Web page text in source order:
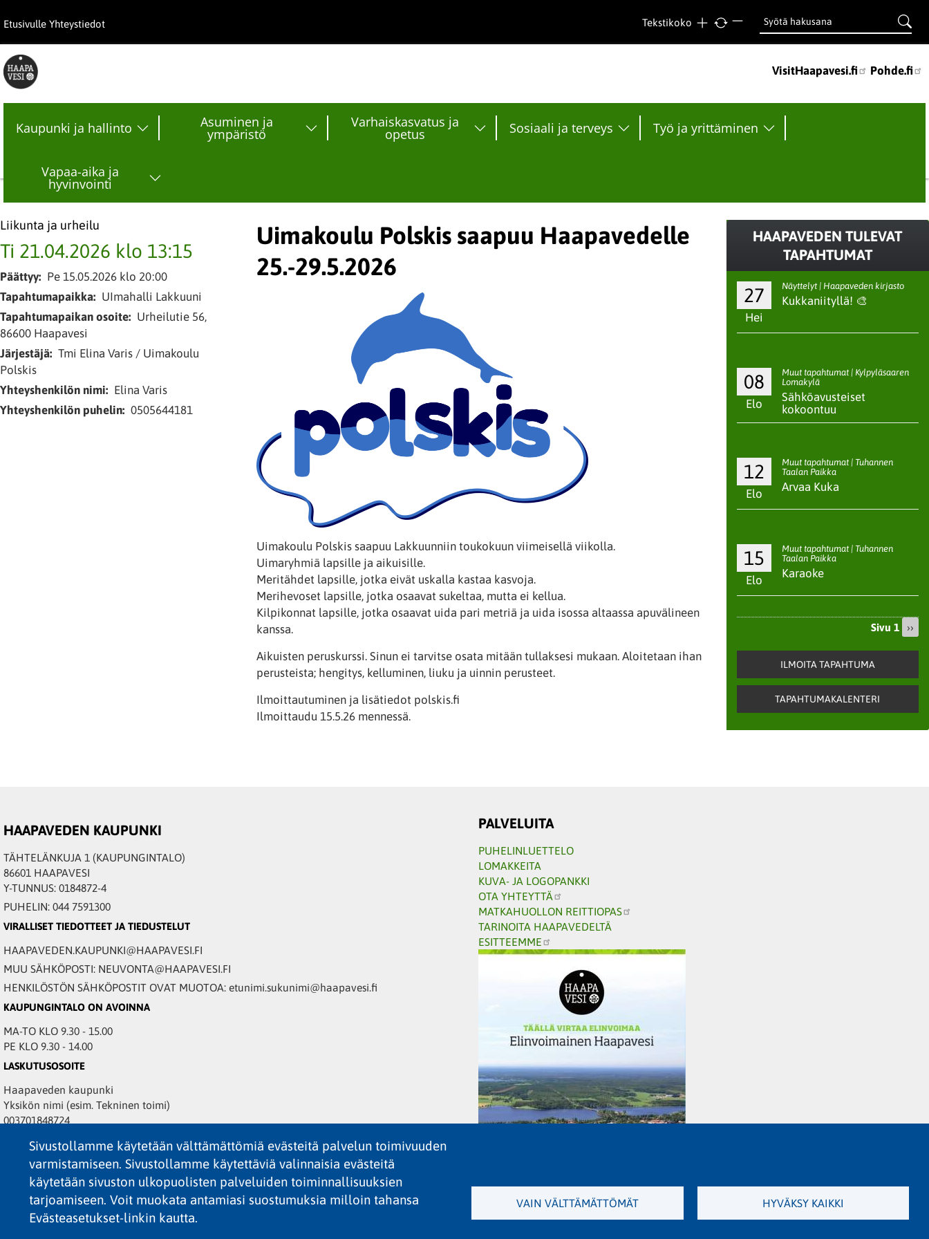
pääsisältöön
Etusivulle Yhteystiedot Tekstikoko
VisitHaapavesi.fi Pohde.fi
Kaupunki ja hallinto Asuminen ja
ympäristö
Varhaiskasvatus ja
opetus Sosiaali ja terveys Työ ja yrittäminen
Vapaa-aika ja
hyvinvointi
Liikunta ja urheilu
Ti 21.04.2026 klo 13:15
Päättyy
Pe 15.05.2026 klo 20:00
Tapahtumapaikka
UImahalli Lakkuuni
Tapahtumapaikan osoite
Urheilutie 56,
86600 Haapavesi
Järjestäjä Tmi Elina Varis / Uimakoulu
Polskis
Yhteyshenkilön nimi
Elina Varis
Yhteyshenkilön puhelin 0505644181
Uimakoulu Polskis saapuu Haapavedelle
25.-29.5.2026
Uimakoulu Polskis saapuu Lakkuunniin toukokuun viimeisellä viikolla.
Uimaryhmiä lapsille ja aikuisille.
Meritähdet lapsille, jotka eivät uskalla kastaa kasvoja.
Merihevoset lapsille, jotka osaavat sukeltaa, mutta ei kellua.
Kilpikonnat lapsille, jotka osaavat uida pari metriä ja uida isossa altaassa apuvälineen
kanssa.
Aikuisten peruskurssi. Sinun ei tarvitse osata mitään tullaksesi mukaan. Aloitetaan ihan
perusteista; hengitys, kelluminen, liuku ja uinnin perusteet.
Ilmoittautuminen ja lisätiedot polskis.fi
Ilmoittaudu 15.5.26 mennessä.
HAAPAVEDEN TULEVAT
TAPAHTUMAT
27
Hei
Näyttelyt | Haapaveden kirjasto
Kukkaniityllä! 🎨
08
Elo
Muut tapahtumat | Kylpyläsaaren
Lomakylä
Sähköavusteiset
kokoontuu
12
Elo
Muut tapahtumat | Tuhannen
Taalan Paikka
Arvaa Kuka
15
Elo
Muut tapahtumat | Tuhannen
Taalan Paikka
Karaoke
Sivu 1 ››
ILMOITA TAPAHTUMA
TAPAHTUMAKALENTERI
Sivustollamme käytetään välttämättömiä evästeitä palvelun toimivuuden
varmistamiseen. Sivustollamme käytettäviä valinnaisia evästeitä
käytetään sivuston ulkopuolisten palveluiden toiminnallisuuksien
tarjoamiseen. Voit muokata antamiasi suostumuksia milloin tahansa
Evästeasetukset-linkin kautta.
VAIN VÄLTTÄMÄTTÖMÄT HYVÄKSY KAIKKI
HAAPAVEDEN KAUPUNKI
TÄHTELÄNKUJA 1 (KAUPUNGINTALO)
86601 HAAPAVESI
Y-TUNNUS: 0184872-4
PUHELIN: 044 7591300
VIRALLISET TIEDOTTEET JA TIEDUSTELUT
HAAPAVEDEN.KAUPUNKI@HAAPAVESI.FI
MUU SÄHKÖPOSTI: NEUVONTA@HAAPAVESI.FI
HENKILÖSTÖN SÄHKÖPOSTIT OVAT MUOTOA: etunimi.sukunimi@haapavesi.fi
KAUPUNGINTALO ON AVOINNA
MA-TO KLO 9.30 - 15.00
PE KLO 9.30 - 14.00
LASKUTUSOSOITE
Haapaveden kaupunki
Yksikön nimi (esim. Tekninen toimi)
003701848724
02066 DOCUSCAN
Verkkolaskuosoite/OVT-tunnus: 003701848724
Verkkolaskuoperaattori: CGI Suomi Oy
Välittäjän tunnus: 003703575029
TOIMITTAJAKIRJE
PALVELUITA
PUHELINLUETTELO
LOMAKKEITA
KUVA- JA LOGOPANKKI
OTA YHTEYTTÄ
MATKAHUOLLON REITTIOPAS
TARINOITA HAAPAVEDELTÄ
ESITTEEMME